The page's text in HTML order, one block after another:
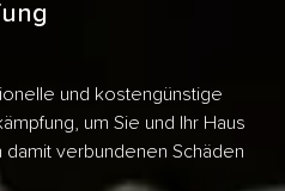
und kostengünstige
um Sie und Ihr Haus
verbundenen Schäden